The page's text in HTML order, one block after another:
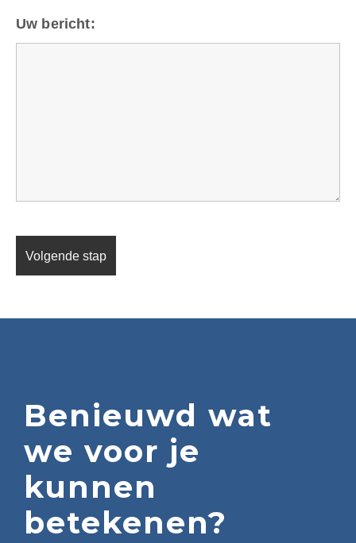
Uw bericht:
Benieuwd wat
we voor je
kunnen
betekenen?